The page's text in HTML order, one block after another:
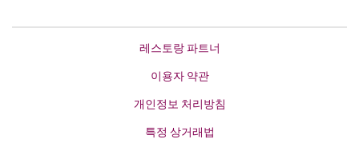
레스토랑 파트너
이용자 약관
개인정보 처리방침
특정 상거래법